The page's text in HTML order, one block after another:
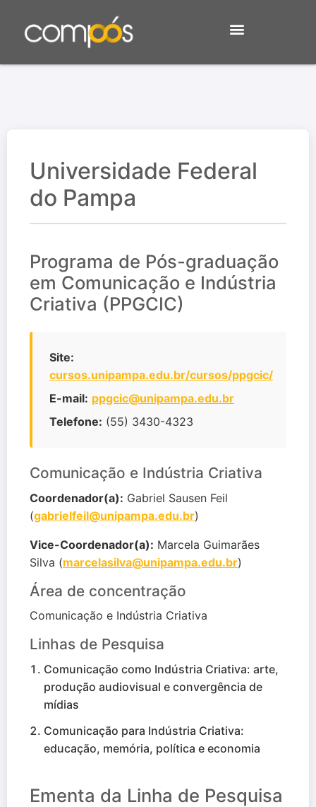
Universidade Federal
do Pampa
Programa de Pós-graduação
em Comunicação e Indústria
Criativa (PPGCIC)
Site:
cursos.unipampa.edu.br/cursos/ppgcic/
E-mail: ppgcic@unipampa.edu.br
Telefone: (55) 3430-4323
Comunicação e Indústria Criativa
Coordenador(a): Gabriel Sausen Feil
(gabrielfeil@unipampa.edu.br)
Vice-Coordenador(a): Marcela Guimarães
Silva (marcelasilva@unipampa.edu.br)
Área de concentração
Comunicação e Indústria Criativa
Linhas de Pesquisa
Comunicação como Indústria Criativa: arte,
produção audiovisual e convergência de
mídias
Comunicação para Indústria Criativa:
educação, memória, política e economia
Ementa da Linha de Pesquisa